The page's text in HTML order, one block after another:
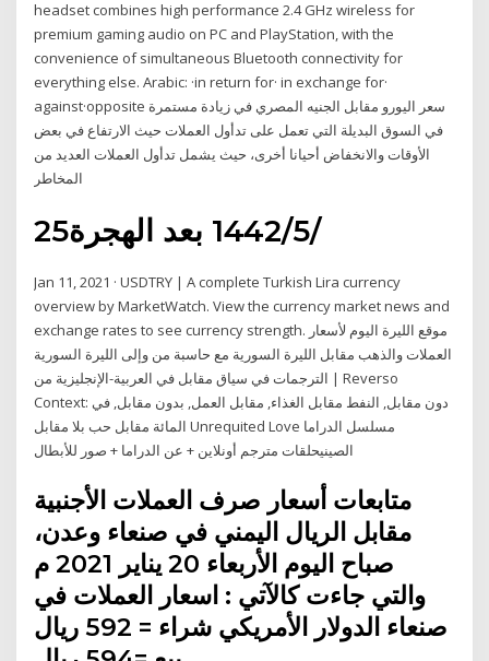
headset combines high performance 2.4 GHz wireless for
premium gaming audio on PC and PlayStation, with the
convenience of simultaneous Bluetooth connectivity for
everything else. Arabic: ·in return for· in exchange for·
against·opposite سعر اليورو مقابل الجنيه المصري في زيادة مستمرة
في السوق البديلة التي تعمل على تدأول العملات حيث الارتفاع في بعض
الأوقات والانخفاض أحيانا أخرى، حيث يشمل تدأول العملات العديد من
المخاطر
25‏‏/5‏‏/1442 بعد الهجرة
Jan 11, 2021 · USDTRY | A complete Turkish Lira currency
overview by MarketWatch. View the currency market news and
exchange rates to see currency strength. موقع الليرة اليوم لأسعار
العملات والذهب مقابل الليرة السورية مع حاسبة من وإلى الليرة السورية
الترجمات في سياق مقابل في العربية-الإنجليزية من | Reverso
Context: دون مقابل, النفط مقابل الغذاء, مقابل العمل, بدون مقابل, في
المائة مقابل حب بلا مقابل Unrequited Love مسلسل الدراما
الصينيحلقات مترجم أونلاين + عن الدراما + صور للأبطال
متابعات أسعار صرف العملات الأجنبية
مقابل الريال اليمني في صنعاء وعدن،
صباح اليوم الأربعاء 20 يناير 2021 م
والتي جاءت كالآتي : اسعار العملات في
صنعاء الدولار الأمريكي شراء = 592 ريال